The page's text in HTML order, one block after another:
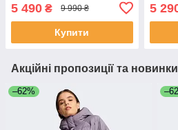
5 490 ₴ 9 990 ₴
Купити
5
Акційні пропозиції та новинки
–62%